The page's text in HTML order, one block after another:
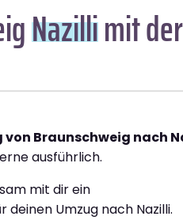
Nazillimit
von Braunschweig nach
ausführlich.
mit dir ein
deinen Umzug nach Nazilli.